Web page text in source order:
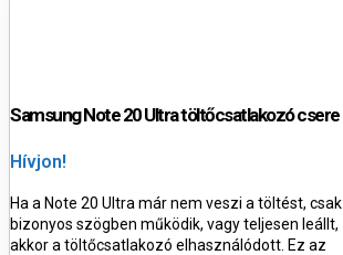
Samsung Note 20 Ultra töltőcsatlakozó csere
Hívjon!
Ha a Note 20 Ultra már nem veszi a töltést, csak
bizonyos szögben működik, vagy teljesen leállt,
akkor a töltőcsatlakozó elhasználódott. Ez az